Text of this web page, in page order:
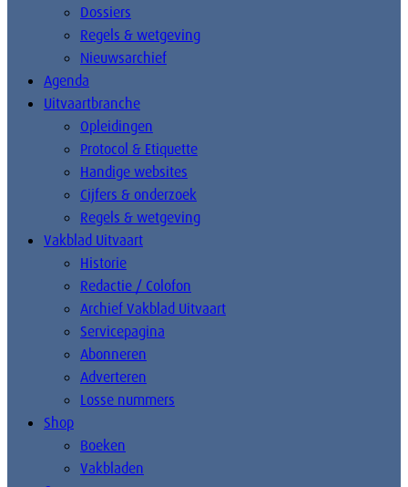
Dossiers
Regels & wetgeving
Nieuwsarchief
Agenda
Uitvaartbranche
Opleidingen
Protocol & Etiquette
Handige websites
Cijfers & onderzoek
Regels & wetgeving
Vakblad Uitvaart
Historie
Redactie / Colofon
Archief Vakblad Uitvaart
Servicepagina
Abonneren
Adverteren
Losse nummers
Shop
Boeken
Vakbladen